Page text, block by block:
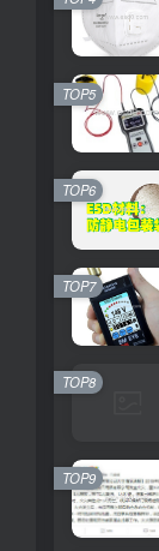
TOP5
TOP6
TOP7
TOP8
TOP9